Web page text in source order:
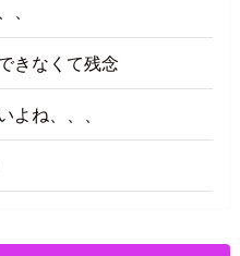
、
きなくて残念
よね、、、